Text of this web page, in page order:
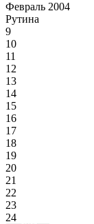
Февраль 2004
Рутина
9
10
11
12
13
14
15
16
17
18
19
20
21
22
23
24